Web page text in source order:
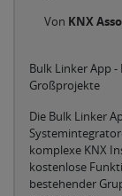
Von KNX
Bulk Linker App
Großprojekte
Die Bulk Linker
komplexe KNX
kostenlose
bestehender